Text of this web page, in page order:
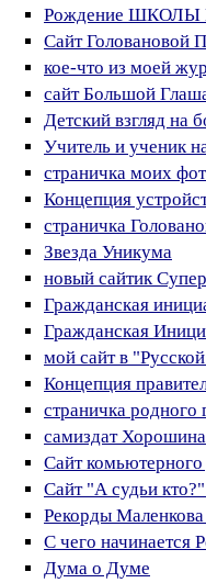
Рождение
Сайт Головановой
кое-что из моей
сайт Большой
Детский взгляд на
Учитель и ученик
страничка моих
Концепция
страничка
Звезда Уникума
новый сайтик
Гражданская
Гражданская
мой сайт в
Концепция
страничка родного
самиздат Хорошина
Сайт комьютерного
Сайт "А судьи
Рекорды
С чего начинается
Дума о Думе